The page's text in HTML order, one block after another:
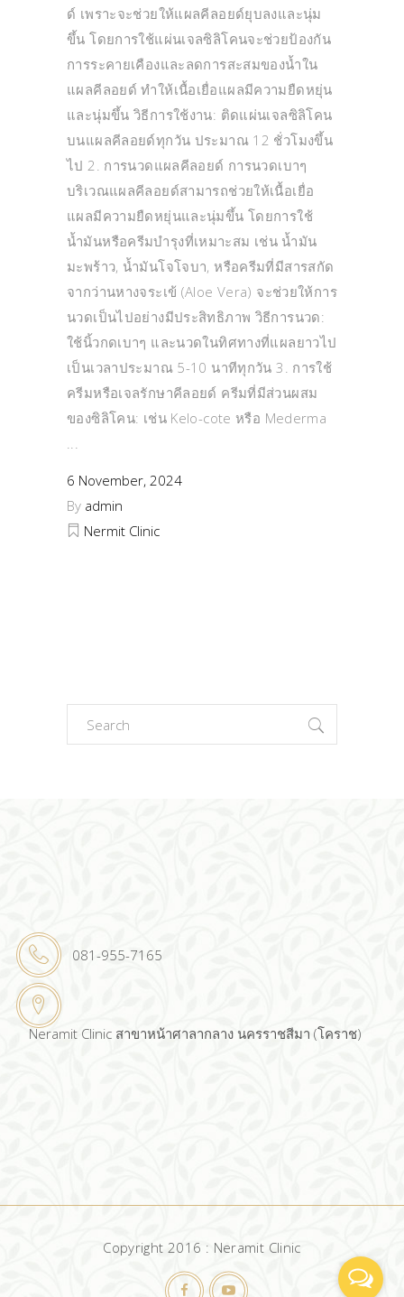
ด์ เพราะจะช่วยให้แผลคีลอยด์ยุบลงและนุ่ม
ขึ้น โดยการใช้แผ่นเจลซิลิโคนจะช่วยป้องกัน
การระคายเคืองและลดการสะสมของน้ำใน
แผลคีลอยด์ ทำให้เนื้อเยื่อแผลมีความยืดหยุ่น
และนุ่มขึ้น วิธีการใช้งาน: ติดแผ่นเจลซิลิโคน
บนแผลคีลอยด์ทุกวัน ประมาณ 12 ชั่วโมงขึ้น
ไป 2. การนวดแผลคีลอยด์ การนวดเบาๆ
บริเวณแผลคีลอยด์สามารถช่วยให้เนื้อเยื่อ
แผลมีความยืดหยุ่นและนุ่มขึ้น โดยการใช้
น้ำมันหรือครีมบำรุงที่เหมาะสม เช่น น้ำมัน
มะพร้าว, น้ำมันโจโจบา, หรือครีมที่มีสารสกัด
จากว่านหางจระเข้ (Aloe Vera) จะช่วยให้การ
นวดเป็นไปอย่างมีประสิทธิภาพ วิธีการนวด:
ใช้นิ้วกดเบาๆ และนวดในทิศทางที่แผลยาวไป
เป็นเวลาประมาณ 5-10 นาทีทุกวัน 3. การใช้
ครีมหรือเจลรักษาคีลอยด์ ครีมที่มีส่วนผสม
ของซิลิโคน: เช่น Kelo-cote หรือ Mederma
6 November, 2024
By admin
Nermit Clinic
Search
for:
081-955-7165
Neramit Clinic สาขาหน้าศาลากลาง นครราชสีมา (โคราช)
Copyright 2016 : Neramit Clinic